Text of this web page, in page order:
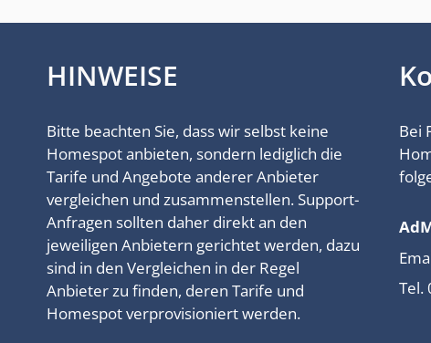
HINWEISE
Bitte beachten Sie, dass wir selbst keine
Homespot anbieten, sondern lediglich die
Tarife und Angebote anderer Anbieter
vergleichen und zusammenstellen. Support-
Anfragen sollten daher direkt an den
jeweiligen Anbietern gerichtet werden, dazu
sind in den Vergleichen in der Regel
Anbieter zu finden, deren Tarife und
Homespot verprovisioniert werden.
Bei
Tel.